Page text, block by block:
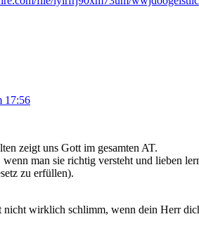
17:56
zeigt uns Gott im gesamten AT.
man sie richtig versteht und lieben
zu erfüllen).
nicht wirklich schlimm, wenn dein Herr